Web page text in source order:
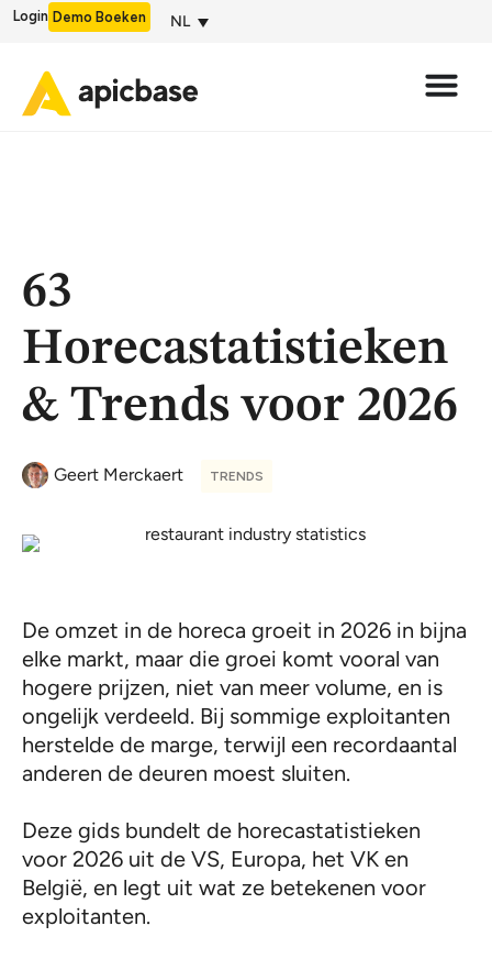
Login Demo Boeken NL
63
Horecastatistieken
& Trends voor 2026
Geert Merckaert TRENDS
De omzet in de horeca groeit in 2026 in bijna
elke markt, maar die groei komt vooral van
hogere prijzen, niet van meer volume, en is
ongelijk verdeeld. Bij sommige exploitanten
herstelde de marge, terwijl een recordaantal
anderen de deuren moest sluiten.
Deze gids bundelt de horecastatistieken
voor 2026 uit de VS, Europa, het VK en
België, en legt uit wat ze betekenen voor
exploitanten.